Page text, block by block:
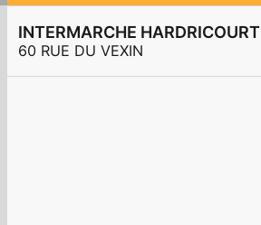
INTERMARCHE HARDRICOURT
60 RUE DU VEXIN